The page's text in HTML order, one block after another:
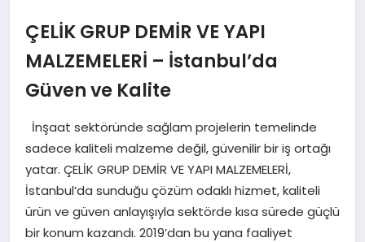
SPOR
YAŞAM
EKONOMI
SAĞLIK
DÜNYA
ÇELİK GRUP DEMİR VE YAPI
MALZEMELERİ – İstanbul’da
Güven ve Kalite
İnşaat sektöründe sağlam projelerin temelinde
sadece kaliteli malzeme değil, güvenilir bir iş ortağı
yatar. ÇELİK GRUP DEMİR VE YAPI MALZEMELERİ,
İstanbul’da sunduğu çözüm odaklı hizmet, kaliteli
ürün ve güven anlayışıyla sektörde kısa sürede güçlü
bir konum kazandı. 2019’dan bu yana faaliyet